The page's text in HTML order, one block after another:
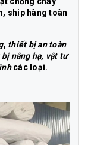
ship hàng toàn
, thiết bị an toàn
nâng hạ, vật tư
các loại.